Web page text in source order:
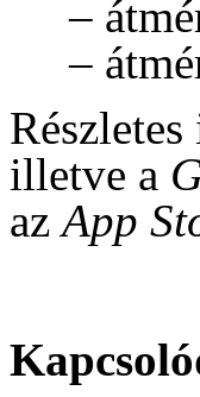
–
–
illetve a
az App